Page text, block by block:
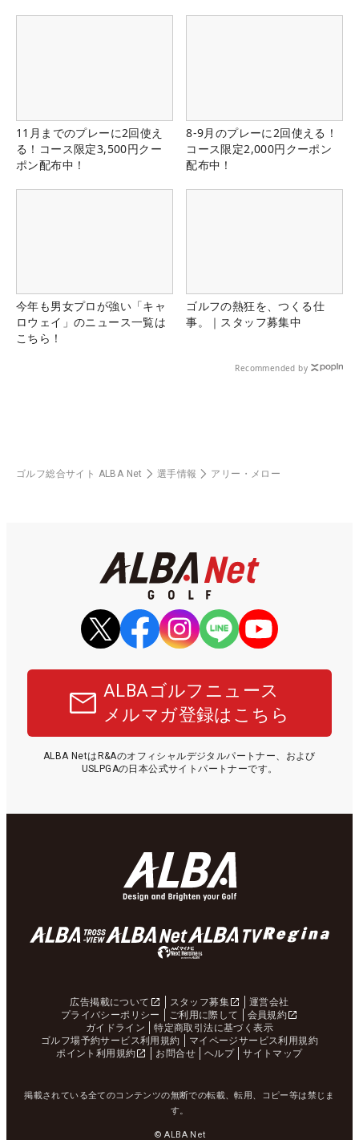
11月までのプレーに2回使え
る！コース限定3,500円クー
ポン配布中！
8-9月のプレーに2回使える！
コース限定2,000円クーポン
配布中！
今年も男女プロが強い「キャ
ロウェイ」のニュース一覧は
こちら！
ゴルフの熱狂を、つくる仕
事。｜スタッフ募集中
Recommended by
ゴルフ総合サイト ALBA Net 選手情報 アリー・メロー
ALBAゴルフニュース
メルマガ登録はこちら
ALBA NetはR&Aのオフィシャルデジタルパートナー、および
USLPGAの日本公式サイトパートナーです。
広告掲載について スタッフ募集
運営会社
プライバシーポリシー
ご利用に際して
会員規約
ガイドライン
特定商取引法に基づく表示
ゴルフ場予約サービス利用規約
マイページサービス利用規約
ポイント利用規約
お問合せ ヘルプ サイトマップ
掲載されている全てのコンテンツの無断での転載、転用、コピー等は禁じま
す。
© ALBA Net